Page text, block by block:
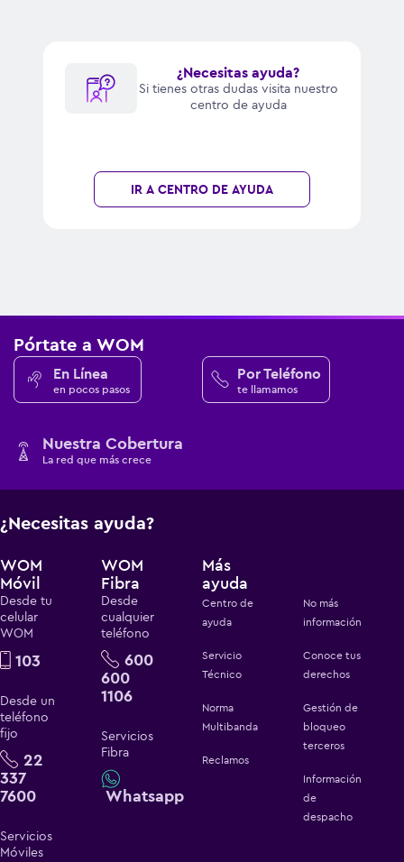
¿Necesitas ayuda?
Si tienes otras dudas visita nuestro
centro de ayuda
IR A CENTRO DE AYUDA
Pórtate a WOM
En Línea
en pocos pasos
Por Teléfono
te llamamos
Nuestra Cobertura
La red que más crece
¿Necesitas ayuda?
WOM
Móvil
Desde tu
celular
WOM
103
Desde un
teléfono
fijo
22
337
7600
Servicios
Móviles
WOM
Fibra
Desde
cualquier
teléfono
600
600
1106
Servicios
Fibra
Whatsapp
Más
ayuda
Centro de
ayuda
Servicio
Técnico
Norma
Multibanda
Reclamos
No más
información
Conoce tus
derechos
Gestión de
bloqueo
terceros
Información
de
despacho